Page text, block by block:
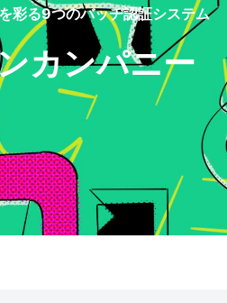
彩る9つのバッヂ認証システム
カンパニー